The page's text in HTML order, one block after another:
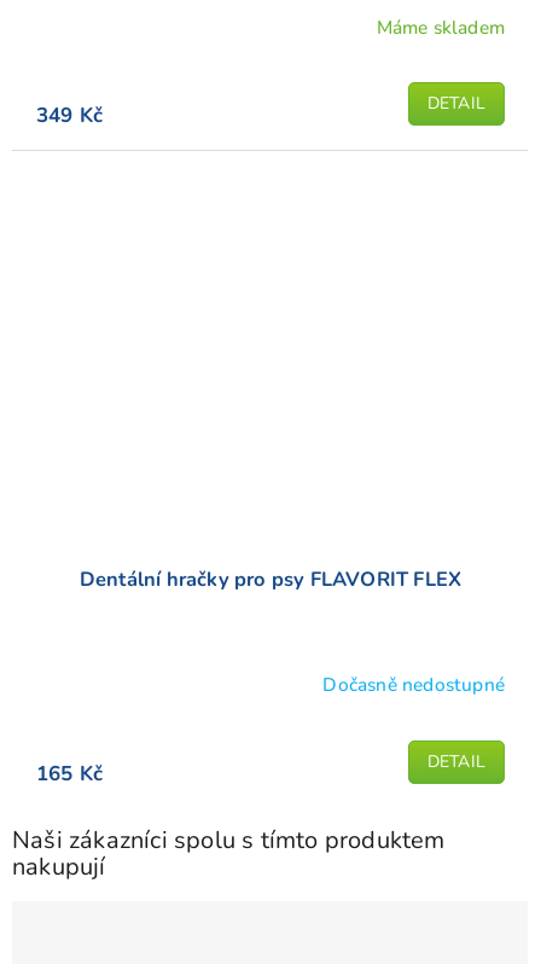
Máme skladem
349 Kč DETAIL
Dentální hračky pro psy FLAVORIT FLEX
Dočasně nedostupné
165 Kč DETAIL
Naši zákazníci spolu s tímto produktem
nakupují